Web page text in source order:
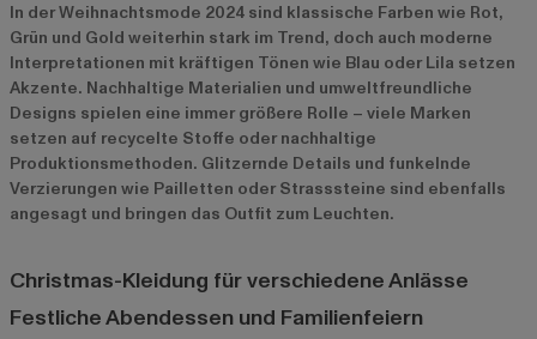
In der Weihnachtsmode 2024 sind klassische Farben wie Rot,
Grün und Gold weiterhin stark im Trend, doch auch moderne
Interpretationen mit kräftigen Tönen wie Blau oder Lila setzen
Akzente. Nachhaltige Materialien und umweltfreundliche
Designs spielen eine immer größere Rolle – viele Marken
setzen auf recycelte Stoffe oder nachhaltige
Produktionsmethoden. Glitzernde Details und funkelnde
Verzierungen wie Pailletten oder Strasssteine sind ebenfalls
angesagt und bringen das Outfit zum Leuchten.
Christmas-Kleidung für verschiedene Anlässe
Festliche Abendessen und Familienfeiern